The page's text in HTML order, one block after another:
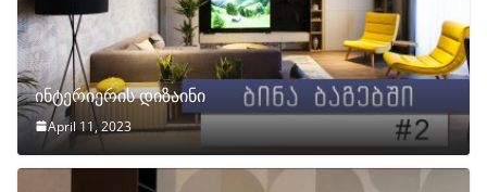
ინტერიერის დიზაინი
April 11, 2023